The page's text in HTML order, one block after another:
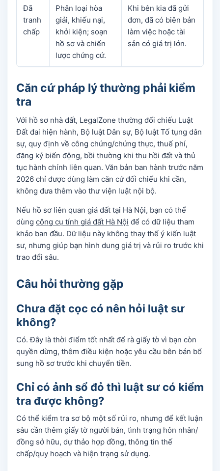
Đã
tranh
chấp
Phân loại hòa
giải, khiếu nại,
khởi kiện; soạn
hồ sơ và chiến
lược chứng cứ.
Khi bên kia đã gửi
đơn, đã có biên bản
làm việc hoặc tài
sản có giá trị lớn.
Căn cứ pháp lý thường phải kiểm
tra
Với hồ sơ nhà đất, LegalZone thường đối chiếu Luật
Đất đai hiện hành, Bộ luật Dân sự, Bộ luật Tố tụng dân
sự, quy định về công chứng/chứng thực, thuế phí,
đăng ký biến động, bồi thường khi thu hồi đất và thủ
tục hành chính liên quan. Văn bản ban hành trước năm
2026 chỉ được dùng làm căn cứ đối chiếu khi cần,
không đưa thêm vào thư viện luật nội bộ.
Nếu hồ sơ liên quan giá đất tại Hà Nội, bạn có thể
dùng công cụ tính giá đất Hà Nội để có dữ liệu tham
khảo ban đầu. Dữ liệu này không thay thế ý kiến luật
sư, nhưng giúp bạn hình dung giá trị và rủi ro trước khi
trao đổi sâu.
Câu hỏi thường gặp
Chưa đặt cọc có nên hỏi luật sư
không?
Có. Đây là thời điểm tốt nhất để rà giấy tờ vì bạn còn
quyền dừng, thêm điều kiện hoặc yêu cầu bên bán bổ
sung hồ sơ trước khi chuyển tiền.
Chỉ có ảnh sổ đỏ thì luật sư có kiểm
tra được không?
Có thể kiểm tra sơ bộ một số rủi ro, nhưng để kết luận
sâu cần thêm giấy tờ người bán, tình trạng hôn nhân/
đồng sở hữu, dự thảo hợp đồng, thông tin thế
chấp/quy hoạch và hiện trạng sử dụng.